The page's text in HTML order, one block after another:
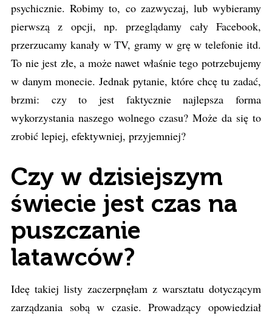
psychicznie. Robimy to, co zazwyczaj, lub wybieramy
pierwszą z opcji, np. przeglądamy cały Facebook,
przerzucamy kanały w TV, gramy w grę w telefonie itd.
To nie jest złe, a może nawet właśnie tego potrzebujemy
w danym monecie. Jednak pytanie, które chcę tu zadać,
brzmi: czy to jest faktycznie najlepsza forma
wykorzystania naszego wolnego czasu? Może da się to
zrobić lepiej, efektywniej, przyjemniej?
Czy w dzisiejszym
świecie jest czas na
puszczanie
latawców?
Ideę takiej listy zaczerpnęłam z warsztatu dotyczącym
zarządzania sobą w czasie. Prowadzący opowiedział